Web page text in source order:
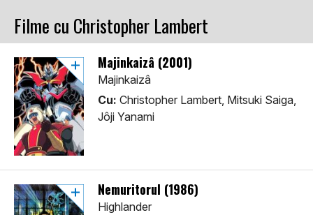
Filme cu Christopher Lambert
Majinkaizâ (2001)
Majinkaizâ
Cu: Christopher Lambert, Mitsuki Saiga,
Jôji Yanami
Nemuritorul (1986)
Highlander